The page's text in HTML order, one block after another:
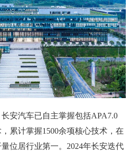
安汽车已自主掌握包括APA7.0
累计掌握1500余项核心技术，在
位居行业第一。2024年长安迭代